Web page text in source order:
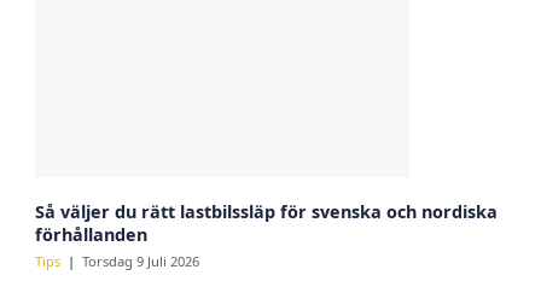
Så väljer du rätt lastbilssläp för svenska och nordiska
förhållanden
Tips Torsdag 9 Juli 2026